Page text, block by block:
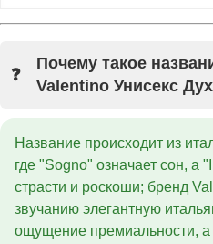
Почему такое
Valentino Унисекс
Название происходит из
где "Sogno" означает сон, а
страсти и роскоши; бренд
звучанию элегантную
ощущение премиальности, а